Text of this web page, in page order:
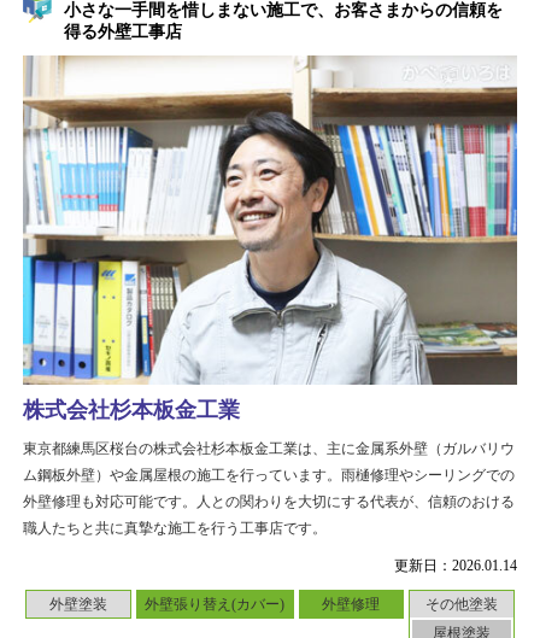
小さな一手間を惜しまない施工で、お客さまからの信頼を
得る外壁工事店
更新日：2026.01.14
外壁塗装 外壁張り替え(カバー) 外壁修理
その他塗装
屋根塗装
株式会社杉本板金工業
東京都練馬区桜台の株式会社杉本板金工業は、主に金属系外壁（ガルバリウ
ム鋼板外壁）や金属屋根の施工を行っています。雨樋修理やシーリングでの
外壁修理も対応可能です。人との関わりを大切にする代表が、信頼のおける
職人たちと共に真摯な施工を行う工事店です。